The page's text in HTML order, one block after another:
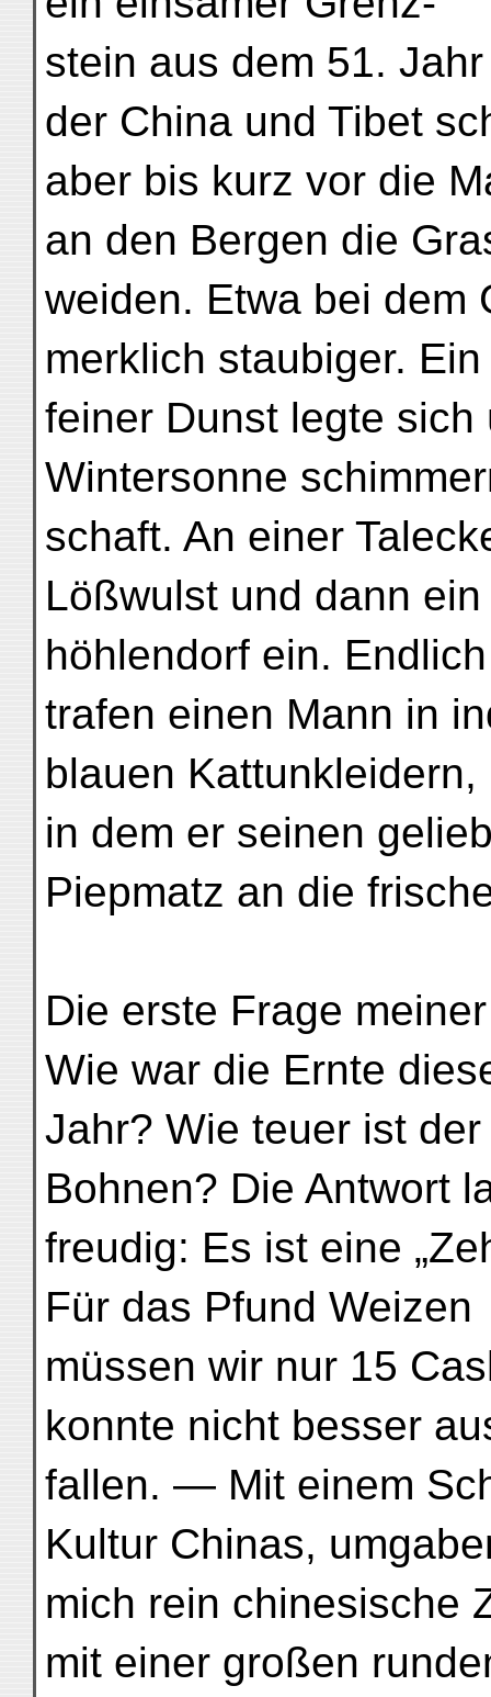
stein aus dem 51.
der China und Tibet
aber bis kurz vor die
an den Bergen die
weiden. Etwa bei dem
merklich staubiger. Ein
feiner Dunst legte
Wintersonne
schaft. An einer
Lößwulst und dann
höhlendorf ein.
trafen einen Mann in
blauen
in dem er seinen
Piepmatz an die
Die erste Frage
Wie war die Ernte
Jahr? Wie teuer ist
Bohnen? Die Antwort
freudig: Es ist eine
Für das Pfund Weizen
müssen wir nur 15
konnte nicht besser
fallen. — Mit einem
Kultur Chinas,
mich rein chinesische
mit einer großen